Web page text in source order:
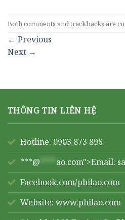
Both comments and trackbacks are
← Previous
Next →
THÔNG TIN LIÊN HỆ
Hotline: 0903 873 896
***@ **** ao.com">Email: sa
Facebook.com/philao.com
Website: www.philao.com